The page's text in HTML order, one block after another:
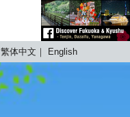
繁体中文 English